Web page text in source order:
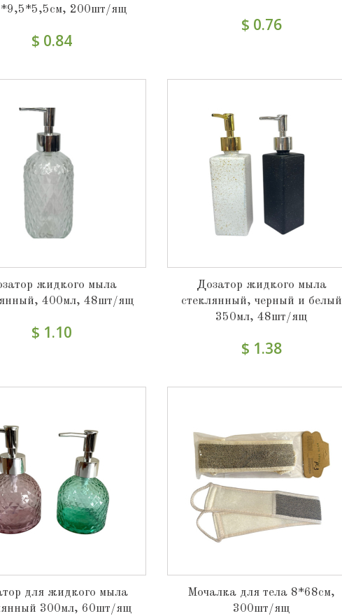
200шт/ящ
$ 0.84
$ 0.76
жидкого мыла
400мл, 48шт/ящ
$ 1.10
Дозатор жидкого мыла
стеклянный, черный и белый
350мл, 48шт/ящ
$ 1.38
для жидкого мыла
300мл, 60шт/ящ
Мочалка для тела 8*68см,
300шт/ящ